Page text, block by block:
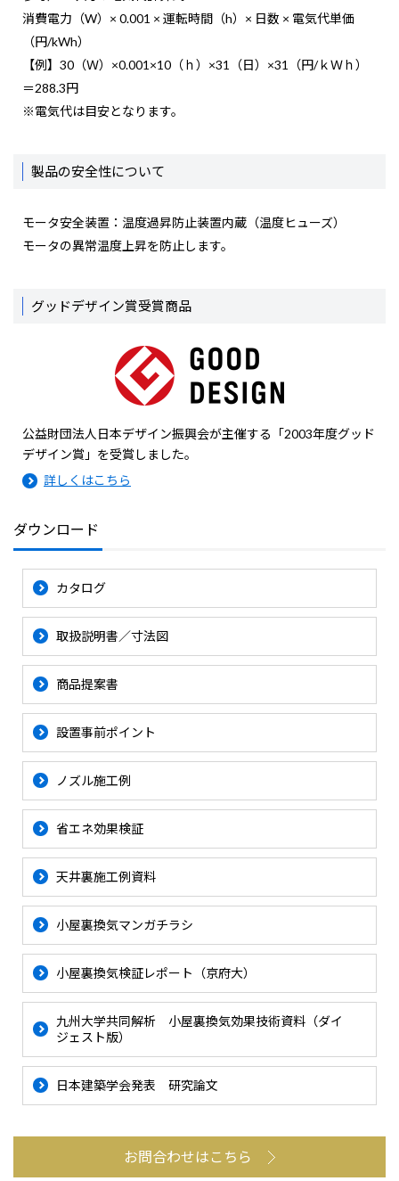
消費電力（W）× 0.001 × 運転時間（h）× 日数 × 電気代単価
（円/kWh）
【例】30（Ｗ）×0.001×10（ｈ）×31（日）×31（円/ｋＷｈ）
＝288.3円
※電気代は目安となります。
製品の安全性について
モータ安全装置：温度過昇防止装置内蔵（温度ヒューズ）
モータの異常温度上昇を防止します。
グッドデザイン賞受賞商品
公益財団法人日本デザイン振興会が主催する「2003年度グッド
デザイン賞」を受賞しました。
詳しくはこちら
ダウンロード
カタログ
取扱説明書／寸法図
商品提案書
設置事前ポイント
ノズル施工例
省エネ効果検証
天井裏施工例資料
小屋裏換気マンガチラシ
小屋裏換気検証レポート（京府大）
九州大学共同解析 小屋裏換気効果技術資料（ダイ
ジェスト版）
日本建築学会発表 研究論文
お問合わせはこちら